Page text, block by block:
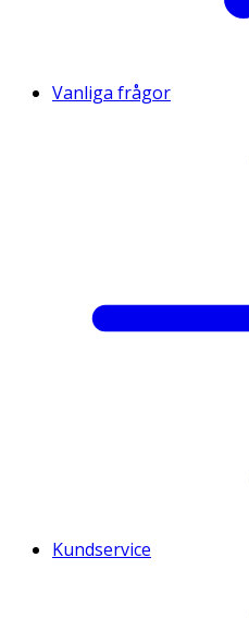
Vanliga frågor
Kundservice